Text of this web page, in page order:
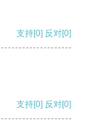
支持[0] 反对[0]
支持[0] 反对[0]